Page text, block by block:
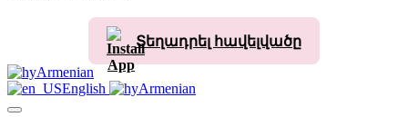
Տեղադրել հավելվածը
Armenian
English
Armenian